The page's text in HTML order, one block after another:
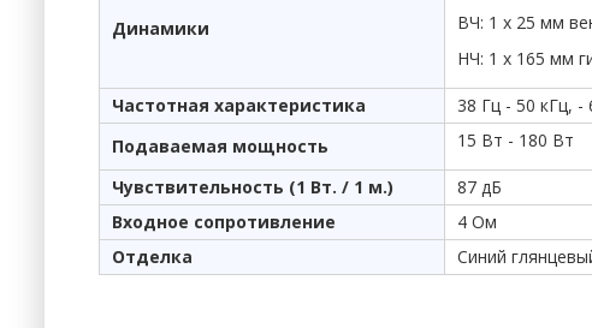
Динамики
ВЧ: 1 х 25 мм
НЧ: 1 х 165 мм
Частотная характеристика
38 Гц - 50 кГц, -
Подаваемая мощность
15 Вт - 180 Вт
Чувствительность (1 Вт. / 1 м.)
87 дБ
Входное сопротивление
4 Ом
Отделка
Синий